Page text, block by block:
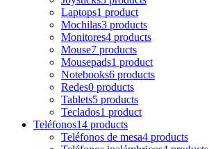
Laptops1 product
Mochilas3 products
Monitores4 products
Mouse7 products
Mousepads1 product
Notebooks6 products
Redes0 products
Tablets5 products
Teclados1 product
Teléfonos14 products
Teléfonos de mesa4 products